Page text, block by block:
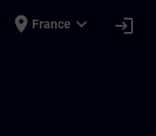
place France expand_more login